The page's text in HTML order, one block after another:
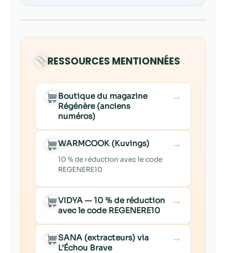
RESSOURCES MENTIONNÉES
Boutique du magazine
Régénère (anciens
numéros)
→
WARMCOOK (Kuvings)
10 % de réduction avec le code
REGENERE10
→
VIDYA — 10 % de réduction
avec le code REGENERE10
→
SANA (extracteurs) via
L’Échou Brave
→